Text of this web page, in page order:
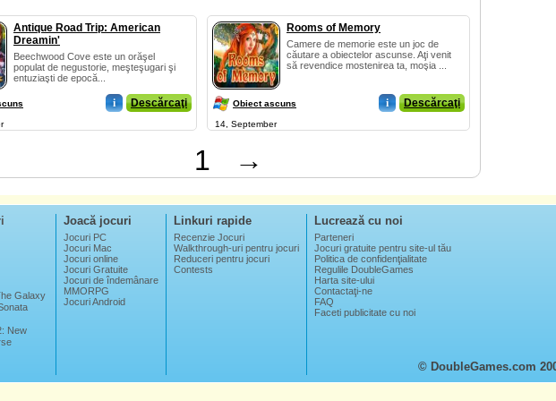
Antique Road Trip: American
Dreamin'
Beechwood Cove este un orăşel
populat de negustorie, meşteşugari şi
entuziaşti de epocă...
i Descărcaţi
Rooms of Memory
Camere de memorie este un joc de
căutare a obiectelor ascunse. Aţi venit
să revendice mostenirea ta, moşia ...
Obiect ascuns i Descărcaţi
14, September
1 →
Galaxy
New
Joacă jocuri
Jocuri PC
Jocuri Mac
Jocuri online
Jocuri Gratuite
Jocuri de îndemânare
MMORPG
Jocuri Android
Linkuri rapide
Recenzie Jocuri
Walkthrough-uri pentru jocuri
Reduceri pentru jocuri
Contests
Lucrează cu noi
Parteneri
Jocuri gratuite pentru site-ul tău
Politica de confidenţialitate
Regulile DoubleGames
Harta site-ului
Contactaţi-ne
FAQ
Faceti publicitate cu noi
© DoubleGames.com